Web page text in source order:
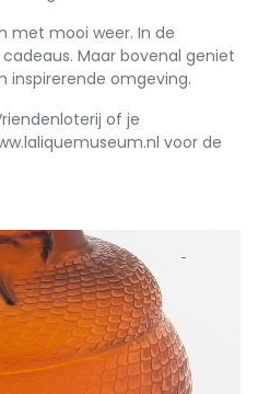
met mooi weer. In de
Maar bovenal geniet
inspirerende omgeving.
of je
voor de